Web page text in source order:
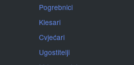
Pogrebnici
Klesari
Cvjećari
Ugostitelji